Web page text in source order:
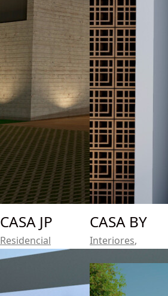
CASA JP
Residencial
CASA BY
Interiores,